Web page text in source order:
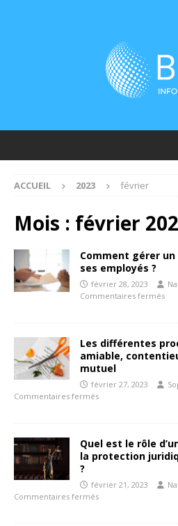
ACCUEIL 2023 février
Mois : février
Comment gérer
ses employés ?
février 28, 2023
Commentaires fermés
Les différentes
amiable,
mutuel
février 27, 2023
Commentaires fermés
Quel est le rôle
la protection
?
février 21, 2023
Commentaires fermés